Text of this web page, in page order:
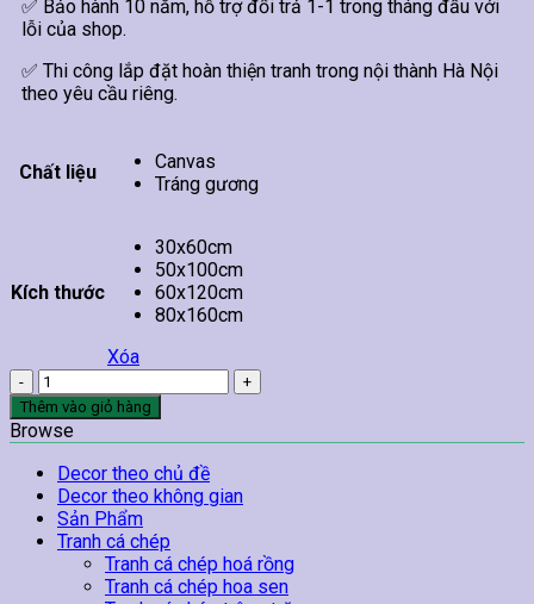
✅ Bảo hành 10 năm, hỗ trợ đổi trả 1-1 trong tháng đầu với
lỗi của shop.
✅ Thi công lắp đặt hoàn thiện tranh trong nội thành Hà Nội
theo yêu cầu riêng.
Chất liệu
Canvas
Tráng gương
Kích thước
30x60cm
50x100cm
60x120cm
80x160cm
Xóa
Tranh
Phố
Cổ
Hà
Nội
TT11
số
lượng
Thêm vào giỏ hàng
Browse
Decor theo chủ đề
Decor theo không gian
Sản Phẩm
Tranh cá chép
Tranh cá chép hoá rồng
Tranh cá chép hoa sen